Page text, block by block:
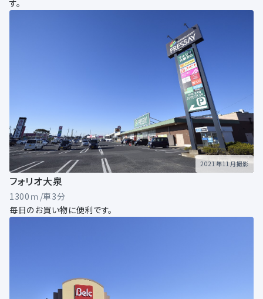
す。
2021年11月撮影
フォリオ大泉
1300ｍ/車3分
毎日のお買い物に便利です。